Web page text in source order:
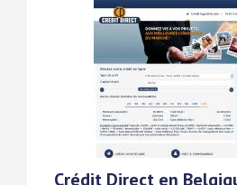
Crédit Direct en